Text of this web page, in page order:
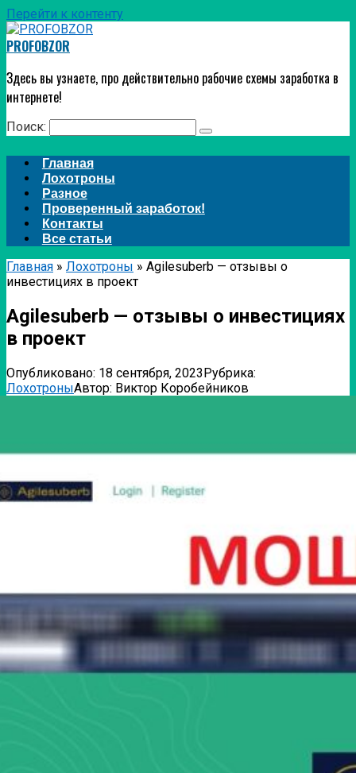
Перейти к контенту
PROFOBZOR
Здесь вы узнаете, про действительно рабочие схемы заработка в
интернете!
Поиск:
Главная
Лохотроны
Разное
Проверенный заработок!
Контакты
Все статьи
Главная » Лохотроны » Agilesuberb — отзывы о
инвестициях в проект
Agilesuberb — отзывы о инвестициях
в проект
Опубликовано: 18 сентября, 2023Рубрика:
ЛохотроныАвтор: Виктор Коробейников